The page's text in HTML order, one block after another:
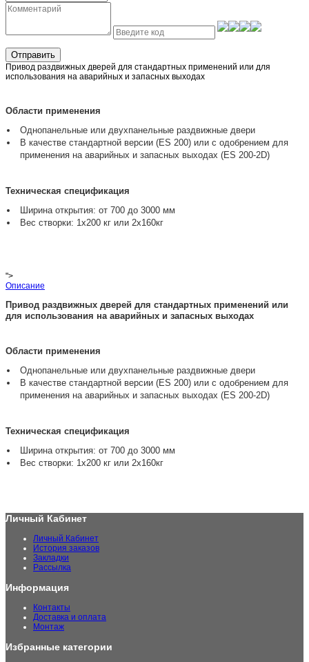
Отправить
Привод раздвижных дверей для стандартных применений или для
использования на аварийных и запасных выходах
Области применения
Однопанельные или двухпанельные раздвижные двери
В качестве стандартной версии (ES 200) или с одобрением для
применения на аварийных и запасных выходах (ES 200-2D)
Техническая спецификация
Ширина открытия: от 700 до 3000 мм
Вес створки: 1x200 кг или 2x160кг
">
Описание
Привод раздвижных дверей для стандартных применений или
для использования на аварийных и запасных выходах
Области применения
Однопанельные или двухпанельные раздвижные двери
В качестве стандартной версии (ES 200) или с одобрением для
применения на аварийных и запасных выходах (ES 200-2D)
Техническая спецификация
Ширина открытия: от 700 до 3000 мм
Вес створки: 1x200 кг или 2x160кг
Личный Кабинет
Личный Кабинет
История заказов
Закладки
Рассылка
Информация
Контакты
Доставка и оплата
Монтаж
Избранные категории